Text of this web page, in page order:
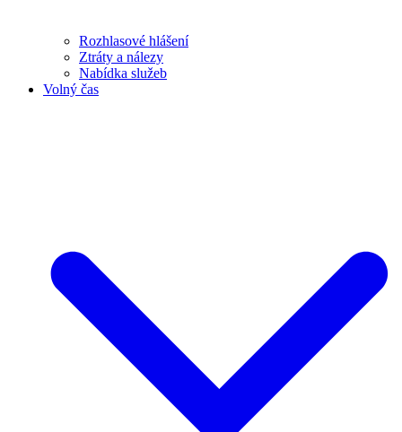
Rozhlasové hlášení
Ztráty a nálezy
Nabídka služeb
Volný čas